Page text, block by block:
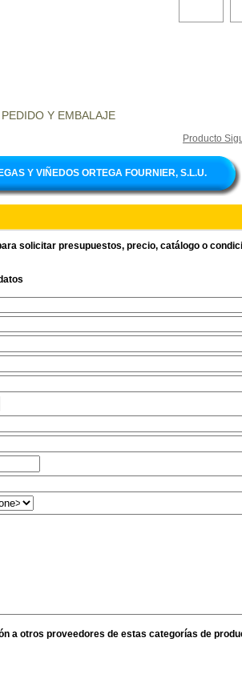
Y EMBALAJE
Producto
Y VIÑEDOS ORTEGA FOURNIER, S.L.U.
solicitar presupuestos, precio, catálogo o
a otros proveedores de estas categorías de